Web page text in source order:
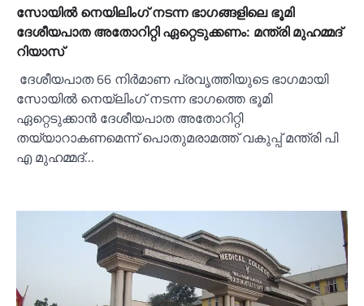
സോയില്‍ നെയിലിംഗ് നടന്ന ഭാഗങ്ങളിലെ ഭൂമി
ദേശീയപാത അതോറിറ്റി ഏറ്റെടുക്കണം: മന്ത്രി മുഹമ്മദ്
റിയാസ്
ദേശീയപാത 66 നിർമാണ പ്രവൃത്തിയുടെ ഭാഗമായി
സോയില്‍ നെയ്‌ലിംഗ് നടന്ന ഭാഗത്തെ ഭൂമി
ഏറ്റെടുക്കാൻ ദേശീയപാത അതോറിറ്റി
തയ്യാറാകണമെന്ന് പൊതുമരാമത്ത് വകുപ്പ് മന്ത്രി പി
എ മുഹമ്മദ്…